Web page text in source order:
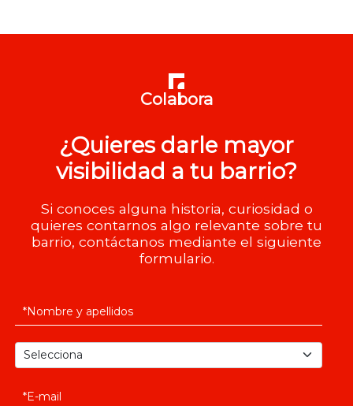
Colabora
¿Quieres darle mayor
visibilidad a tu barrio?
Si conoces alguna historia, curiosidad o
quieres contarnos algo relevante sobre tu
barrio, contáctanos mediante el siguiente
formulario.